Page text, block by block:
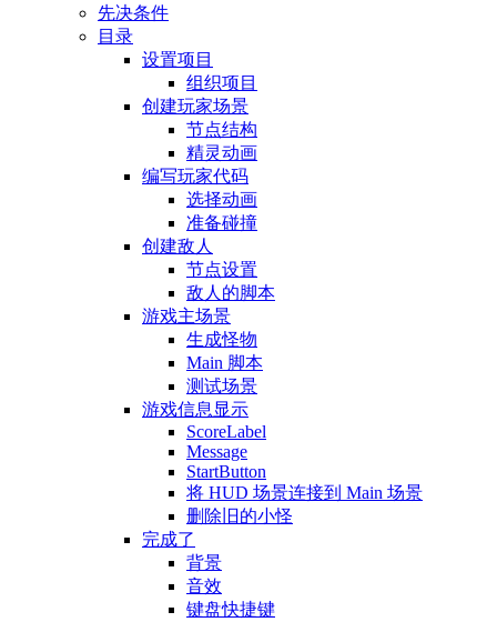
先决条件
目录
设置项目
组织项目
创建玩家场景
节点结构
精灵动画
编写玩家代码
选择动画
准备碰撞
创建敌人
节点设置
敌人的脚本
游戏主场景
生成怪物
Main 脚本
测试场景
游戏信息显示
ScoreLabel
Message
StartButton
将 HUD 场景连接到 Main 场景
删除旧的小怪
完成了
背景
音效
键盘快捷键